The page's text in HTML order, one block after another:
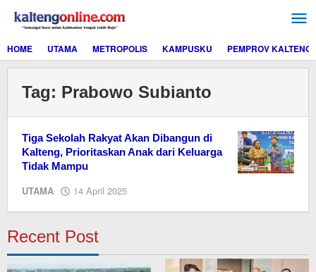
konten
HOME
UTAMA METROPOLIS KAMPUSKU PEMPROV KALTENG
Tag: Prabowo Subianto
Tiga Sekolah Rakyat Akan Dibangun di
Kalteng, Prioritaskan Anak dari Keluarga
Tidak Mampu
UTAMA 14 April 2025
Recent Post